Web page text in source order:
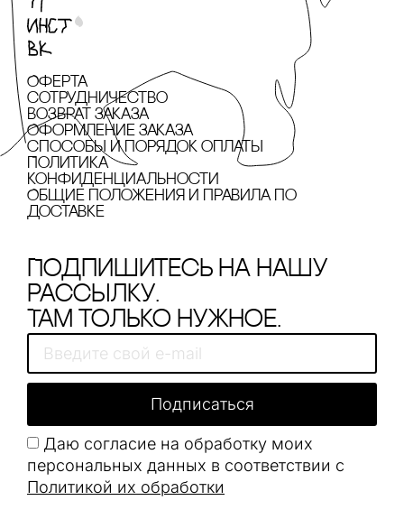
Оферта
сотрудничество
Возврат заказа
Оформление заказа
cпособы и порядок оплаты
Политика
конфиденциальности
Общие положения и правила по
доставке
Подпишитесь на нашу
рассылку.
Там только нужное.
Даю согласие на обработку моих
персональных данных в соответствии с
Политикой их обработки
Подписаться